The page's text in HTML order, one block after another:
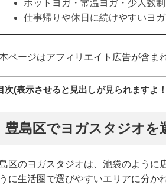
ホットヨガ・常温ヨガ・少人数
仕事帰りや休日に続けやすいヨ
本ページはアフィリエイト広告が含ま
次(表示させると見出しが見られますよ
豊島区でヨガスタジオを
区のヨガスタジオは、池袋のように
に生活圏で選びやすいエリアに分か